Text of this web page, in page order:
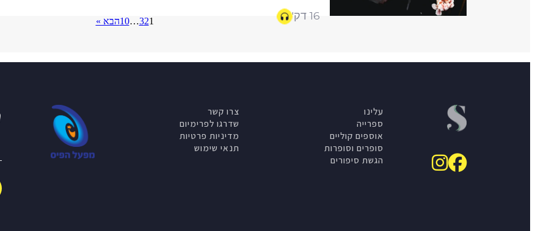
16 דק' 1
2
3
…
10הבא »
עלינו
ספרייה
אוספים קוליים
סופרים וסופרות
הגשת סיפורים
צרו קשר
שדרגו לפרימיום
מדיניות פרטיות
תנאי שימוש